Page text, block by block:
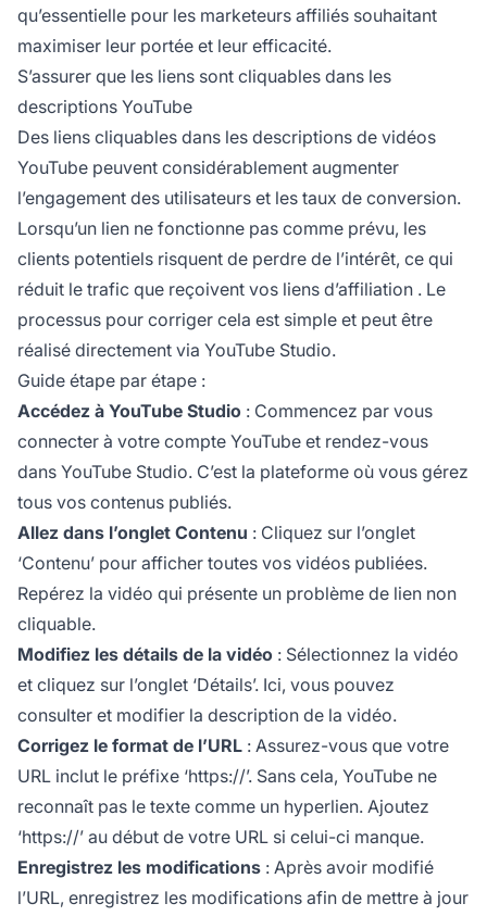
qu’essentielle pour les marketeurs affiliés souhaitant
maximiser leur portée et leur efficacité.
S’assurer que les liens sont cliquables dans les
descriptions YouTube
Des liens cliquables dans les descriptions de vidéos
YouTube peuvent considérablement augmenter
l’engagement des utilisateurs et les taux de conversion.
Lorsqu’un lien ne fonctionne pas comme prévu, les
clients potentiels risquent de perdre de l’intérêt, ce qui
réduit le trafic que reçoivent vos liens d’affiliation . Le
processus pour corriger cela est simple et peut être
réalisé directement via YouTube Studio.
Guide étape par étape :
Accédez à YouTube Studio : Commencez par vous
connecter à votre compte YouTube et rendez-vous
dans YouTube Studio. C’est la plateforme où vous gérez
tous vos contenus publiés.
Allez dans l’onglet Contenu : Cliquez sur l’onglet
‘Contenu’ pour afficher toutes vos vidéos publiées.
Repérez la vidéo qui présente un problème de lien non
cliquable.
Modifiez les détails de la vidéo : Sélectionnez la vidéo
et cliquez sur l’onglet ‘Détails’. Ici, vous pouvez
consulter et modifier la description de la vidéo.
Corrigez le format de l’URL : Assurez-vous que votre
URL inclut le préfixe ‘https://’. Sans cela, YouTube ne
reconnaît pas le texte comme un hyperlien. Ajoutez
‘https://’ au début de votre URL si celui-ci manque.
Enregistrez les modifications : Après avoir modifié
l’URL, enregistrez les modifications afin de mettre à jour